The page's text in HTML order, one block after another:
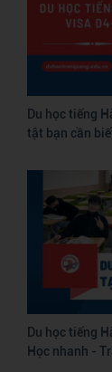
Du học tiếng
tật bạn cần
Du học tiếng
Học nhanh -